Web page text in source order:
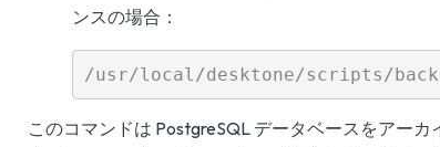
ンスの場合：
このコマンドは PostgreSQL データベースをアーカ